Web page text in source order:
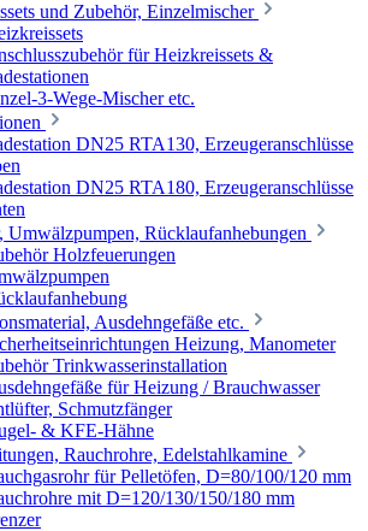
und Zubehör, Einzelmischer
für Heizkreissets &
3-Wege-Mischer etc.
DN25 RTA130, Erzeugeranschlüsse
DN25 RTA180, Erzeugeranschlüsse
Umwälzpumpen, Rücklaufanhebungen
Holzfeuerungen
Ausdehngefäße etc.
Heizung, Manometer
Trinkwasserinstallation
für Heizung / Brauchwasser
Schmutzfänger
& KFE-Hähne
Rauchrohre, Edelstahlkamine
für Pelletöfen, D=80/100/120 mm
mit D=120/130/150/180 mm